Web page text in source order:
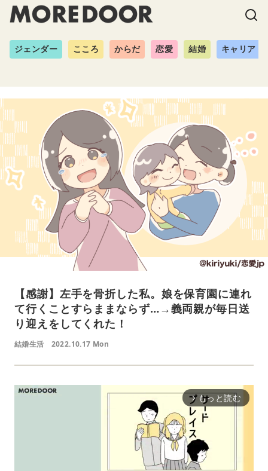
ジェンダー こころ からだ 恋愛 結婚 キャリア
【感謝】左手を骨折した私。娘を保育園に連れ
て行くことすらままならず…→義両親が毎日送
り迎えをしてくれた！
結婚生活 2022.10.17 Mon
arrow_forward_ios もっと読む